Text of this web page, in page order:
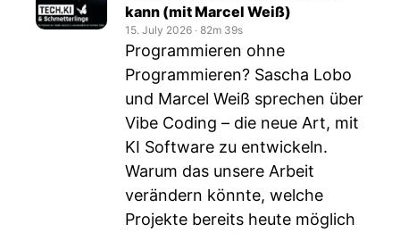
kann (mit Marcel Weiß)
15. July 2026 ‧ 82m 39s
Programmieren ohne
Programmieren? Sascha Lobo
und Marcel Weiß sprechen über
Vibe Coding – die neue Art, mit
KI Software zu entwickeln.
Warum das unsere Arbeit
verändern könnte, welche
Projekte bereits heute möglich